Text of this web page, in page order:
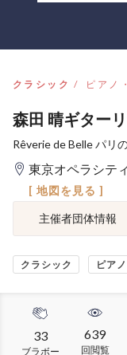
クラシック ピアノ
森田 晴ギター
Rêverie de Belle パリ
東京オペラシテ
[ 地図を見る ]
主催者団体情報
クラシック ピア
33
ブラボー
639
回閲覧